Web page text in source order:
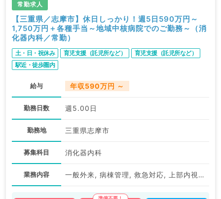
常勤求人
【三重県／志摩市】休日しっかり！週5日590万円～
1,750万円＋各種手当～地域中核病院でのご勤務～（消
化器内科／常勤）
土・日・祝休み 育児支援（託児所など）
育児支援（託児所など）
駅近・徒歩圏内
給与 年収590万円 ～
勤務日数 週5.00日
勤務地 三重県志摩市
募集科目 消化器内科
業務内容 一般外来, 病棟管理, 救急対応, 上部内視鏡検査（ＧＦ）, 下部内視鏡検査（ＣＦ）